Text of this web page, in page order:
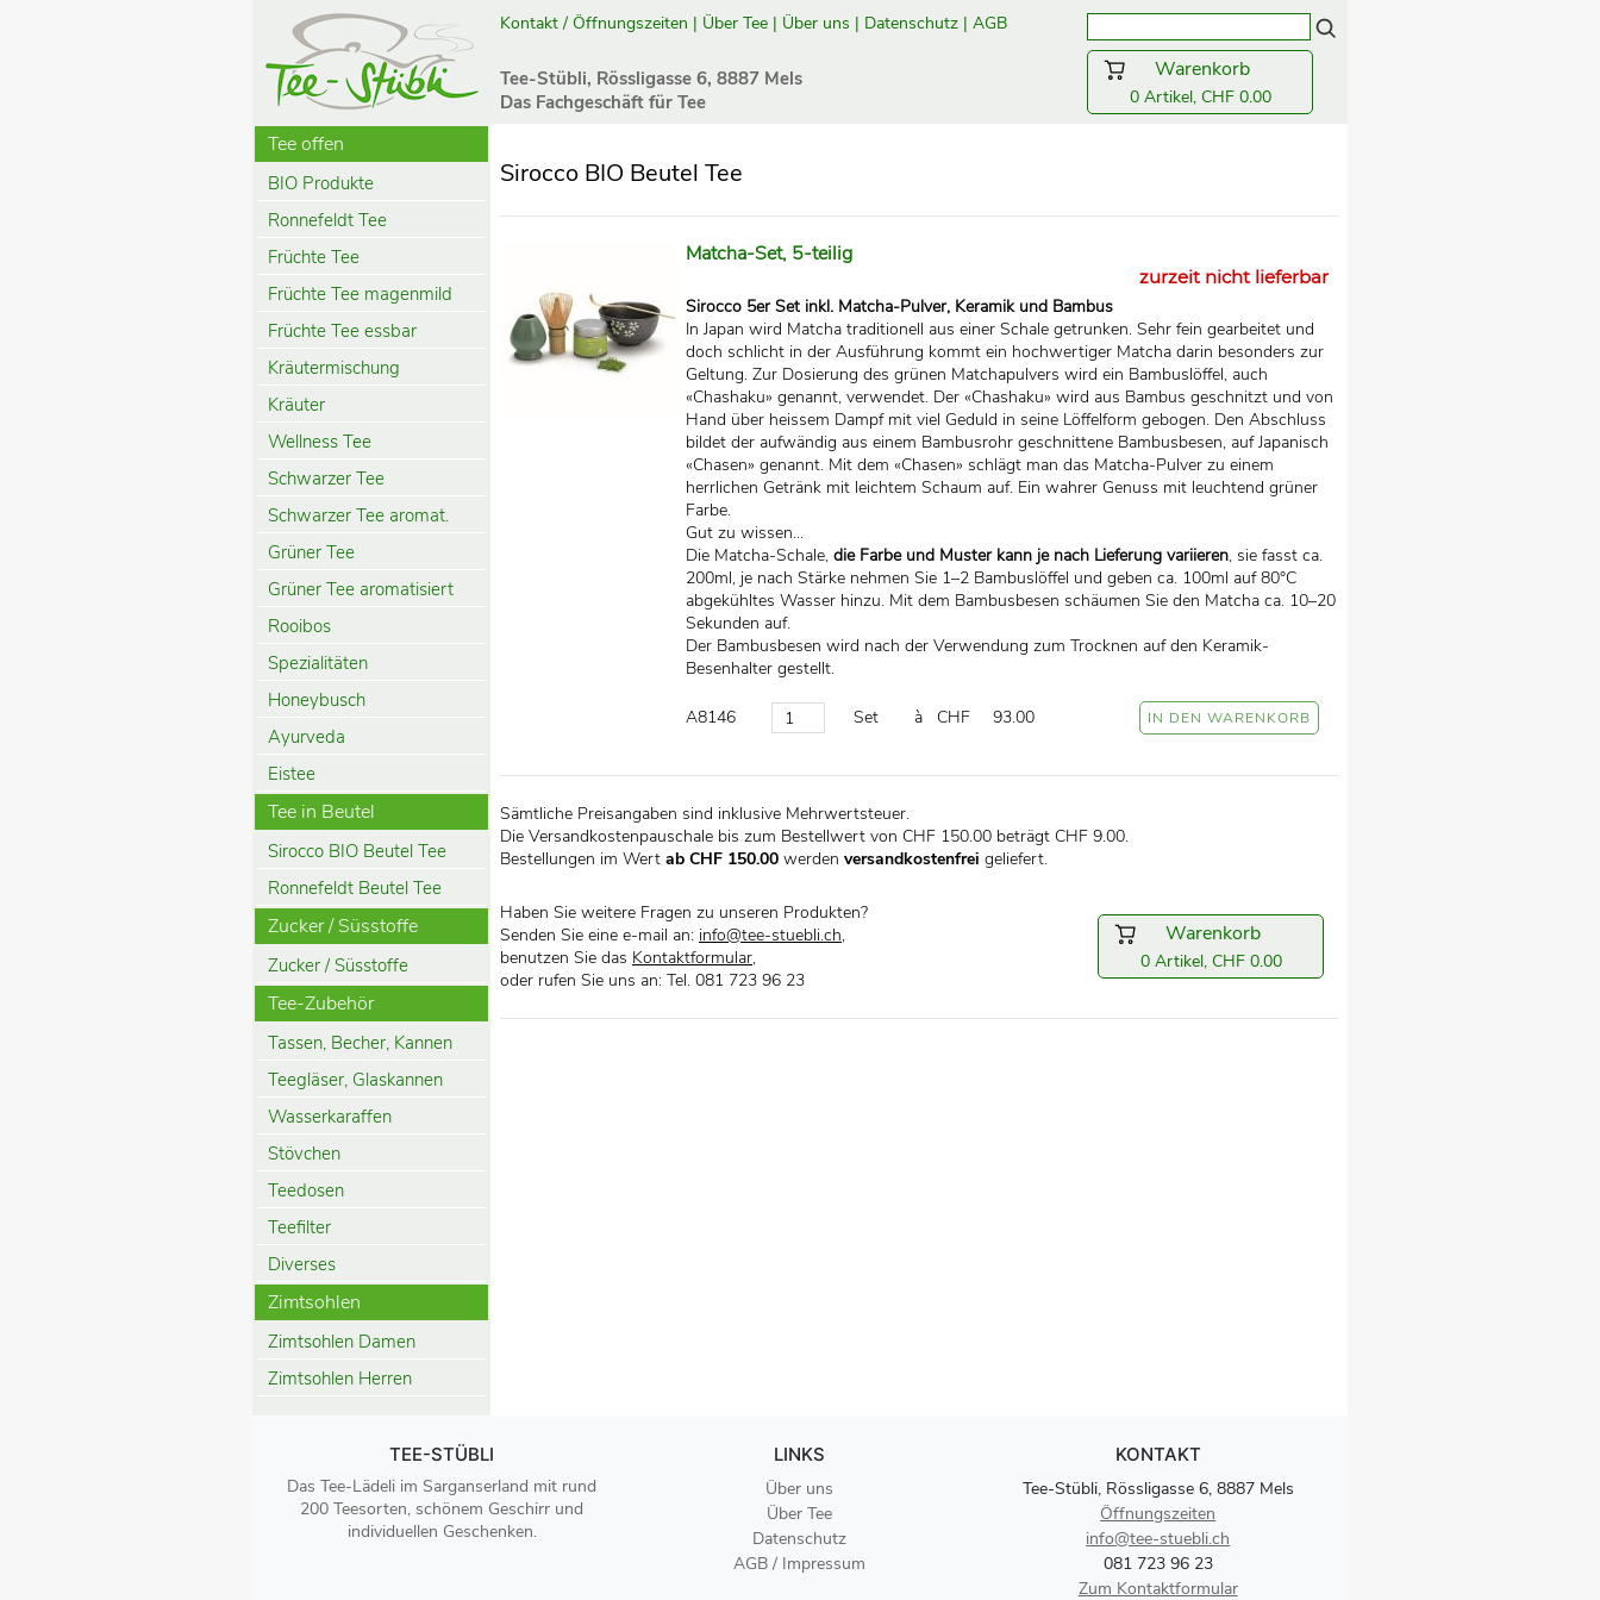
Kontakt / Öffnungszeiten | Über Tee | Über uns | Datenschutz | AGB
Tee-Stübli, Rössligasse 6, 8887 Mels
Das Fachgeschäft für Tee
Warenkorb
0 Artikel, CHF 0.00
Tee offen
BIO Produkte
Ronnefeldt Tee
Früchte Tee
Früchte Tee magenmild
Früchte Tee essbar
Kräutermischung
Kräuter
Wellness Tee
Schwarzer Tee
Schwarzer Tee aromat.
Grüner Tee
Grüner Tee aromatisiert
Rooibos
Spezialitäten
Honeybusch
Ayurveda
Eistee
Tee in Beutel
Sirocco BIO Beutel Tee
Ronnefeldt Beutel Tee
Zucker / Süsstoffe
Zucker / Süsstoffe
Tee-Zubehör
Tassen, Becher, Kannen
Teegläser, Glaskannen
Wasserkaraffen
Stövchen
Teedosen
Teefilter
Diverses
Zimtsohlen
Zimtsohlen Damen
Zimtsohlen Herren
Sirocco BIO Beutel Tee
Matcha-Set, 5-teilig
zurzeit nicht lieferbar
Sirocco 5er Set inkl. Matcha-Pulver, Keramik und Bambus
In Japan wird Matcha traditionell aus einer Schale getrunken. Sehr fein gearbeitet und
doch schlicht in der Ausführung kommt ein hochwertiger Matcha darin besonders zur
Geltung. Zur Dosierung des grünen Matchapulvers wird ein Bambuslöffel, auch
«Chashaku» genannt, verwendet. Der «Chashaku» wird aus Bambus geschnitzt und von
Hand über heissem Dampf mit viel Geduld in seine Löffelform gebogen. Den Abschluss
bildet der aufwändig aus einem Bambusrohr geschnittene Bambusbesen, auf Japanisch
«Chasen» genannt. Mit dem «Chasen» schlägt man das Matcha-Pulver zu einem
herrlichen Getränk mit leichtem Schaum auf. Ein wahrer Genuss mit leuchtend grüner
Farbe.
Gut zu wissen...
Die Matcha-Schale, die Farbe und Muster kann je nach Lieferung variieren, sie fasst ca.
200ml, je nach Stärke nehmen Sie 1–2 Bambuslöffel und geben ca. 100ml auf 80°C
abgekühltes Wasser hinzu. Mit dem Bambusbesen schäumen Sie den Matcha ca. 10–20
Sekunden auf.
Der Bambusbesen wird nach der Verwendung zum Trocknen auf den Keramik-
Besenhalter gestellt.
A8146 Set à CHF 93.00
Sämtliche Preisangaben sind inklusive Mehrwertsteuer.
Die Versandkostenpauschale bis zum Bestellwert von CHF 150.00 beträgt CHF 9.00.
Bestellungen im Wert ab CHF 150.00 werden versandkostenfrei geliefert.
Haben Sie weitere Fragen zu unseren Produkten?
Senden Sie eine e-mail an: info@tee-stuebli.ch,
benutzen Sie das Kontaktformular,
oder rufen Sie uns an: Tel. 081 723 96 23
Warenkorb
0 Artikel, CHF 0.00
TEE-STÜBLI
Das Tee-Lädeli im Sarganserland mit rund
200 Teesorten, schönem Geschirr und
individuellen Geschenken.
LINKS
Über uns
Über Tee
Datenschutz
AGB / Impressum
KONTAKT
Tee-Stübli, Rössligasse 6, 8887 Mels
Öffnungszeiten
info@tee-stuebli.ch
081 723 96 23
Zum Kontaktformular